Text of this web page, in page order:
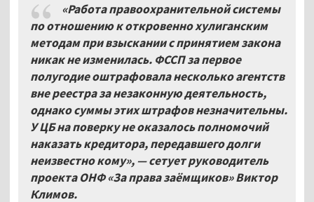
«Работа правоохранительной системы
по отношению к откровенно хулиганским
методам при взыскании с принятием закона
никак не изменилась. ФССП за первое
полугодие оштрафовала несколько агентств
вне реестра за незаконную деятельность,
однако суммы этих штрафов незначительны.
У ЦБ на поверку не оказалось полномочий
наказать кредитора, передавшего долги
неизвестно кому», — сетует руководитель
проекта ОНФ «За права заёмщиков» Виктор
Климов.